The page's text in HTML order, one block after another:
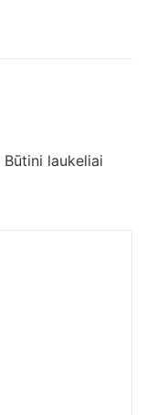
Būtini laukeliai